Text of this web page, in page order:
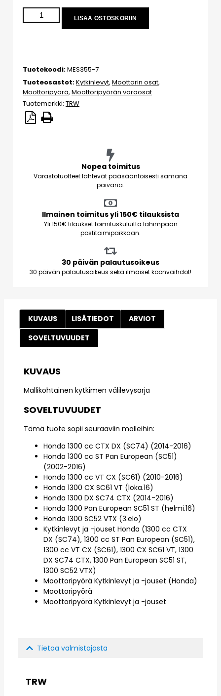
LISÄÄ OSTOSKORIIN
Tuotekoodi:MES355-7
Tuoteosastot:Kytkinlevyt, Moottorin osat,
Moottoripyörä, Moottoripyörän varaosat
Tuotemerkki: TRW
Nopea toimitus
Varastotuotteet lähtevät pääsääntöisesti samana
päivänä.
Ilmainen toimitus yli 150€ tilauksista
Yli 150€ tilaukset toimituskuluitta lähimpään
postitoimipaikkaan.
30 päivän palautusoikeus
30 päivän palautusoikeus sekä ilmaiset koonvaihdot!
KUVAUS LISÄTIEDOT
ARVIOT
SOVELTUVUUDET
KUVAUS
Mallikohtainen kytkimen välilevysarja
SOVELTUVUUDET
Tämä tuote sopii seuraaviin malleihin:
Honda 1300 cc CTX DX (SC74) (2014-2016)
Honda 1300 cc ST Pan European (SC51)
(2002-2016)
Honda 1300 cc VT CX (SC61) (2010-2016)
Honda 1300 CX SC61 VT (loka.16)
Honda 1300 DX SC74 CTX (2014-2016)
Honda 1300 Pan European SC51 ST (helmi.16)
Honda 1300 SC52 VTX (3.elo)
Kytkinlevyt ja -jouset Honda (1300 cc CTX
DX (SC74), 1300 cc ST Pan European (SC51),
1300 cc VT CX (SC61), 1300 CX SC61 VT, 1300
DX SC74 CTX, 1300 Pan European SC51 ST,
1300 SC52 VTX)
Moottoripyörä Kytkinlevyt ja -jouset (Honda)
Moottoripyörä
Moottoripyörä Kytkinlevyt ja -jouset
Tietoa valmistajasta
TRW